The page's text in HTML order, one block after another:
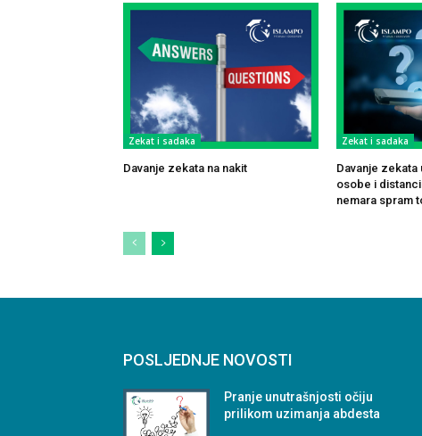
Zekat i sadaka
Davanje zekata na nakit
Zekat i sadaka
Davanje
osobe i
nemara spram
POSLJEDNJE NOVOSTI
Pranje unutrašnjosti očiju
prilikom uzimanja abdesta